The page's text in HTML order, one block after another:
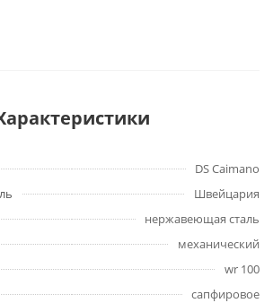
DS Caimano
Швейцария
нержавеющая сталь
механический
wr 100
сапфировое